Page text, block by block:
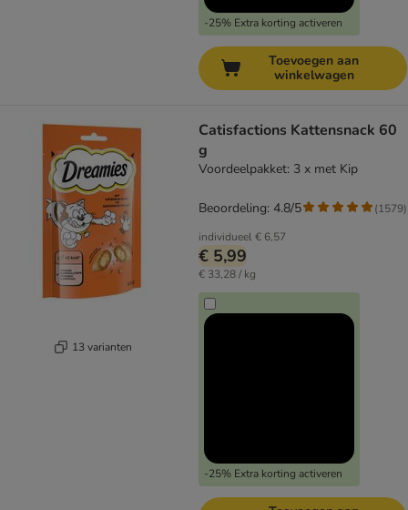
-25% Extra korting activeren
Toevoegen aan
winkelwagen
13 varianten
Catisfactions Kattensnack 60
g
Voordeelpakket: 3 x met Kip
individueel€ 6,57
€ 5,99
€ 33,28 / kg
-25% Extra korting activeren
Beoordeling: 4.8/5 (1579)